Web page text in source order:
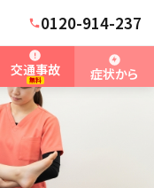
0120-914-237
交通事故
無料 症状から